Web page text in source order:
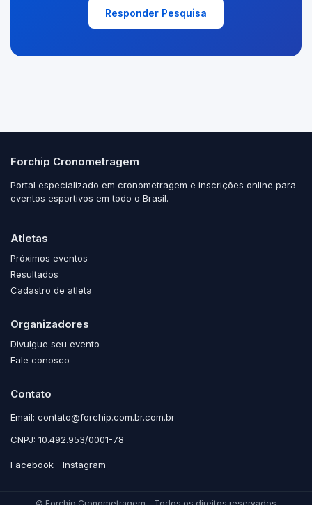
Responder Pesquisa
Forchip Cronometragem
Portal especializado em cronometragem e inscrições online para
eventos esportivos em todo o Brasil.
Atletas
Próximos eventos
Resultados
Cadastro de atleta
Organizadores
Divulgue seu evento
Fale conosco
Contato
Email: contato@forchip.com.br.com.br
CNPJ: 10.492.953/0001-78
Facebook Instagram